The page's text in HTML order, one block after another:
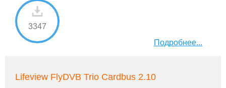
3347
Подробнее...
Lifeview FlyDVB Trio Cardbus 2.10